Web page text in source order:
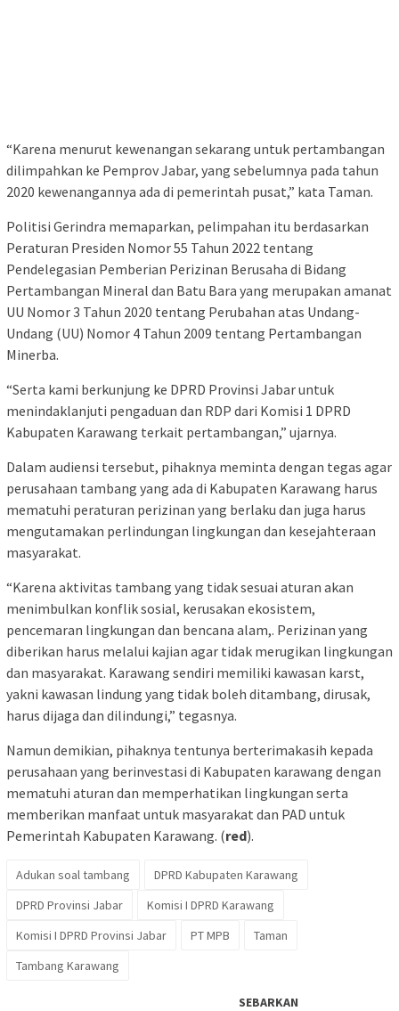
“Karena menurut kewenangan sekarang untuk pertambangan
dilimpahkan ke Pemprov Jabar, yang sebelumnya pada tahun
2020 kewenangannya ada di pemerintah pusat,” kata Taman.
Politisi Gerindra memaparkan, pelimpahan itu berdasarkan
Peraturan Presiden Nomor 55 Tahun 2022 tentang
Pendelegasian Pemberian Perizinan Berusaha di Bidang
Pertambangan Mineral dan Batu Bara yang merupakan amanat
UU Nomor 3 Tahun 2020 tentang Perubahan atas Undang-
Undang (UU) Nomor 4 Tahun 2009 tentang Pertambangan
Minerba.
“Serta kami berkunjung ke DPRD Provinsi Jabar untuk
menindaklanjuti pengaduan dan RDP dari Komisi 1 DPRD
Kabupaten Karawang terkait pertambangan,” ujarnya.
Dalam audiensi tersebut, pihaknya meminta dengan tegas agar
perusahaan tambang yang ada di Kabupaten Karawang harus
mematuhi peraturan perizinan yang berlaku dan juga harus
mengutamakan perlindungan lingkungan dan kesejahteraan
masyarakat.
“Karena aktivitas tambang yang tidak sesuai aturan akan
menimbulkan konflik sosial, kerusakan ekosistem,
pencemaran lingkungan dan bencana alam,. Perizinan yang
diberikan harus melalui kajian agar tidak merugikan lingkungan
dan masyarakat. Karawang sendiri memiliki kawasan karst,
yakni kawasan lindung yang tidak boleh ditambang, dirusak,
harus dijaga dan dilindungi,” tegasnya.
Namun demikian, pihaknya tentunya berterimakasih kepada
perusahaan yang berinvestasi di Kabupaten karawang dengan
mematuhi aturan dan memperhatikan lingkungan serta
memberikan manfaat untuk masyarakat dan PAD untuk
Pemerintah Kabupaten Karawang. (red).
Adukan soal tambang
DPRD Kabupaten Karawang
DPRD Provinsi Jabar
Komisi I DPRD Karawang
Komisi I DPRD Provinsi Jabar
PT MPB
Taman
Tambang Karawang
SEBARKAN